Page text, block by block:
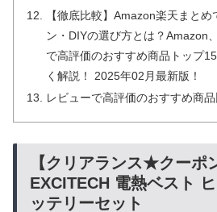
【徹底比較】Amazon楽天まと
ン・DIYの選び方とは？Amazon
で高評価のおすすめ商品トップ
く解説！ 2025年02月最新版！
レビューで高評価のおすすめ商
【クリアランス★クーポ
EXCITECH 電熱ベスト
ッテリーセット